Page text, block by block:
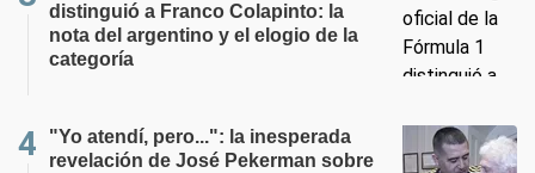
distinguió a Franco Colapinto: la
nota del argentino y el elogio de la
categoría
"Yo atendí, pero...": la inesperada
revelación de José Pekerman sobre